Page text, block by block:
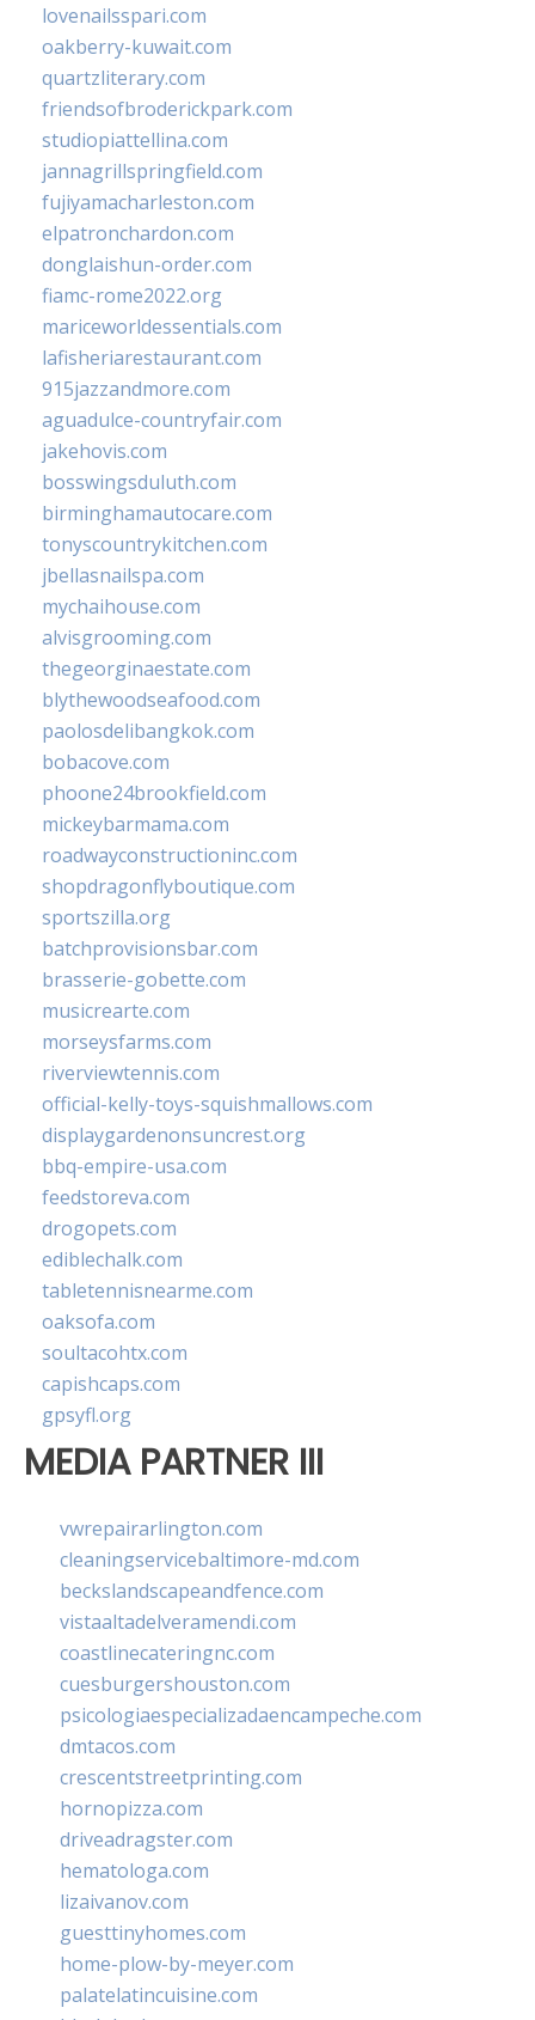
lovenailsspari.com
oakberry-kuwait.com
quartzliterary.com
friendsofbroderickpark.com
studiopiattellina.com
jannagrillspringfield.com
fujiyamacharleston.com
elpatronchardon.com
donglaishun-order.com
fiamc-rome2022.org
mariceworldessentials.com
lafisheriarestaurant.com
915jazzandmore.com
aguadulce-countryfair.com
jakehovis.com
bosswingsduluth.com
birminghamautocare.com
tonyscountrykitchen.com
jbellasnailspa.com
mychaihouse.com
alvisgrooming.com
thegeorginaestate.com
blythewoodseafood.com
paolosdelibangkok.com
bobacove.com
phoone24brookfield.com
mickeybarmama.com
roadwayconstructioninc.com
shopdragonflyboutique.com
sportszilla.org
batchprovisionsbar.com
brasserie-gobette.com
musicrearte.com
morseysfarms.com
riverviewtennis.com
official-kelly-toys-squishmallows.com
displaygardenonsuncrest.org
bbq-empire-usa.com
feedstoreva.com
drogopets.com
ediblechalk.com
tabletennisnearme.com
oaksofa.com
soultacohtx.com
capishcaps.com
gpsyfl.org
MEDIA PARTNER III
vwrepairarlington.com
cleaningservicebaltimore-md.com
beckslandscapeandfence.com
vistaaltadelveramendi.com
coastlinecateringnc.com
cuesburgershouston.com
psicologiaespecializadaencampeche.com
dmtacos.com
crescentstreetprinting.com
hornopizza.com
driveadragster.com
hematologa.com
lizaivanov.com
guesttinyhomes.com
home-plow-by-meyer.com
palatelatincuisine.com